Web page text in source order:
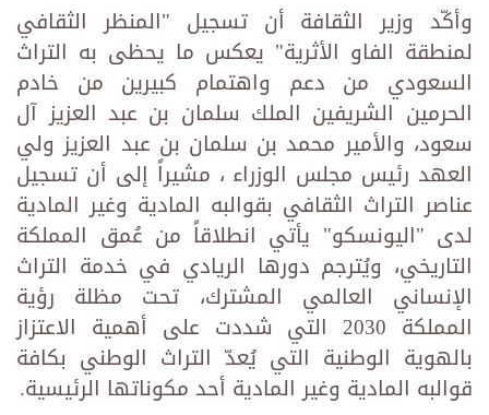
وأكّد وزير الثقافة أن تسجيل "المنظر الثقافي
لمنطقة الفاو الأثرية" يعكس ما يحظى به التراث
السعودي من دعم واهتمام كبيرين من خادم
الحرمين الشريفين الملك سلمان بن عبد العزيز آل
سعود، والأمير محمد بن سلمان بن عبد العزيز ولي
العهد رئيس مجلس الوزراء ، مشيراً إلى أن تسجيل
عناصر التراث الثقافي بقوالبه المادية وغير المادية
لدى "اليونسكو" يأتي انطلاقاً من عُمق المملكة
التاريخي، ويُترجم دورها الريادي في خدمة التراث
الإنساني العالمي المشترك، تحت مظلة رؤية
المملكة 2030 التي شددت على أهمية الاعتزاز
بالهوية الوطنية التي يُعدّ التراث الوطني بكافة
قوالبه المادية وغير المادية أحد مكوناتها الرئيسية.